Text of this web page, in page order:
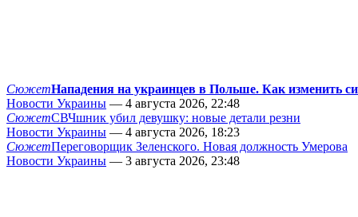
СюжетНападения на украинцев в Польше. Как изменить
Новости Украины — 4 августа 2026, 22:48
СюжетСВЧшник убил девушку: новые детали резни
Новости Украины — 4 августа 2026, 18:23
СюжетПереговорщик Зеленского. Новая должность Умерова
Новости Украины — 3 августа 2026, 23:48